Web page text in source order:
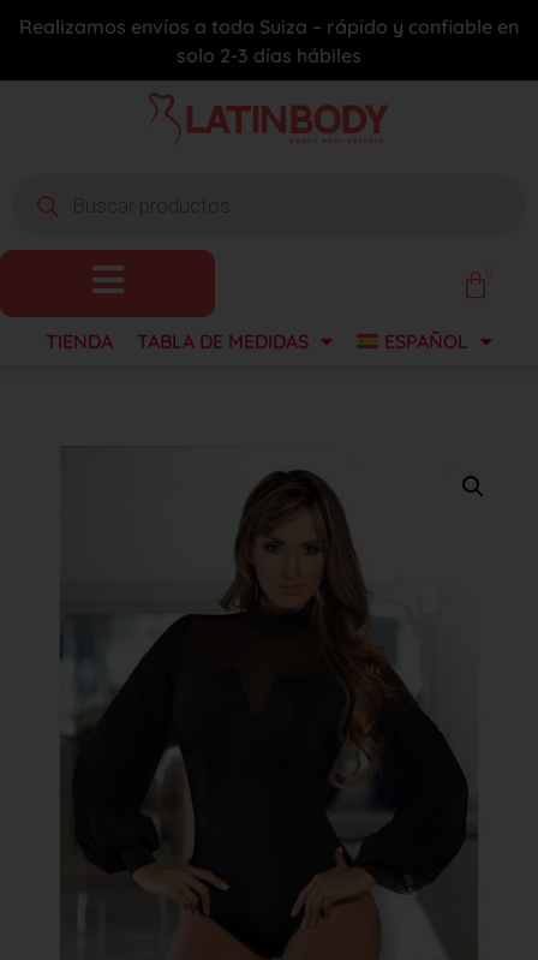
Realizamos envíos a toda Suiza – rápido y confiable en
solo 2-3 días hábiles
TIENDA TABLA DE MEDIDAS ESPAÑOL